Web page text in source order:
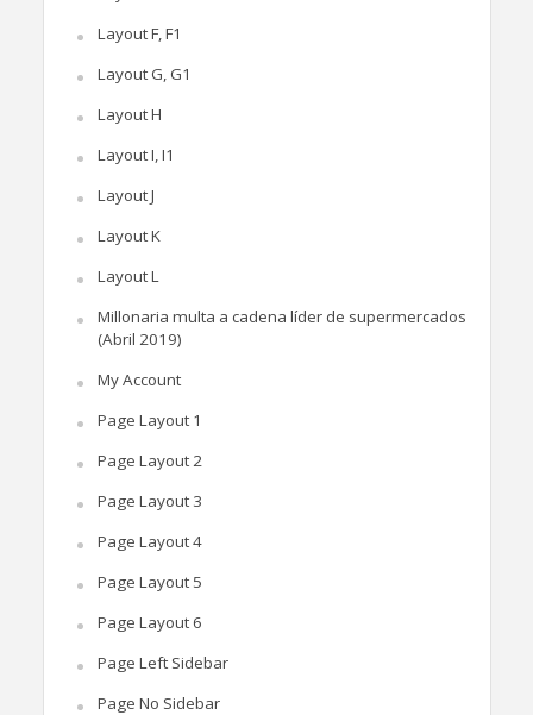
Layout F, F1
Layout G, G1
Layout H
Layout I, I1
Layout J
Layout K
Layout L
Millonaria multa a cadena líder de supermercados
(Abril 2019)
My Account
Page Layout 1
Page Layout 2
Page Layout 3
Page Layout 4
Page Layout 5
Page Layout 6
Page Left Sidebar
Page No Sidebar